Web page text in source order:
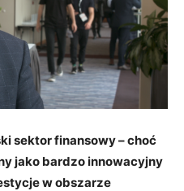
sektor finansowy – choć
jako bardzo innowacyjny
w obszarze